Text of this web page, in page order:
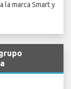
la marca Smart y